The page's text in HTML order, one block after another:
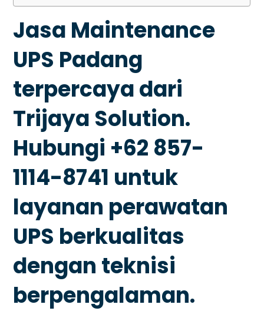
Jasa Maintenance
UPS Padang
terpercaya dari
Trijaya Solution.
Hubungi +62 857-
1114-8741 untuk
layanan perawatan
UPS berkualitas
dengan teknisi
berpengalaman.